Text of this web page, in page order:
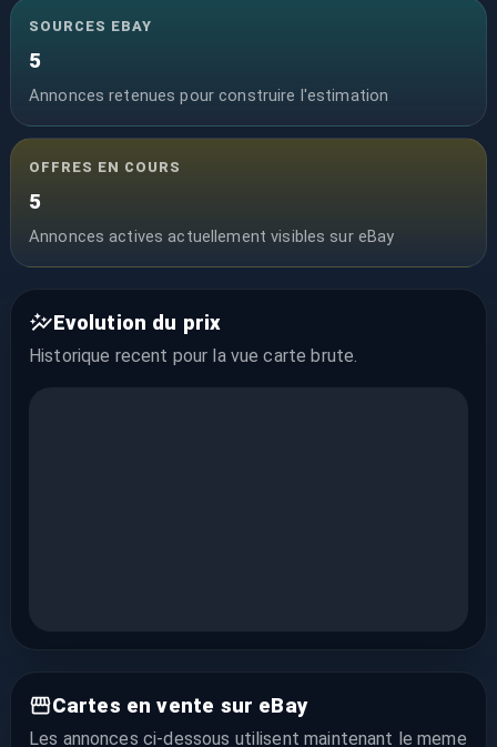
SOURCES EBAY
5
Annonces retenues pour construire l'estimation
OFFRES EN COURS
5
Annonces actives actuellement visibles sur eBay
Evolution du prix
Historique recent pour la vuecarte brute.
Cartes en vente sur eBay
Les annonces ci-dessous utilisent maintenant le meme